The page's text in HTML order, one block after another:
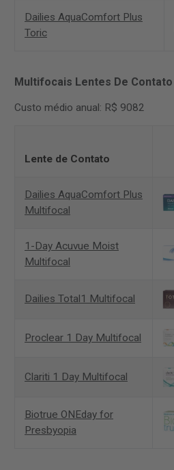
Dailies AquaComfort Plus
Toric
Multifocais Lentes De
Custo médio anual: R$ 9082
Lente de Contato
Dailies AquaComfort Plus
Multifocal
1-Day Acuvue Moist
Multifocal
Dailies Total1 Multifocal
Proclear 1 Day Multifocal
Clariti 1 Day Multifocal
Biotrue ONEday for
Presbyopia